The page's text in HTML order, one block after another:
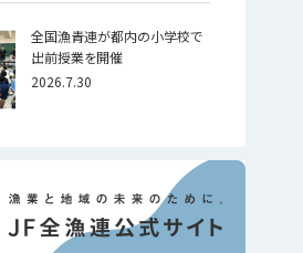
全国漁青連が都内の小学校で
出前授業を開催
2026.7.30